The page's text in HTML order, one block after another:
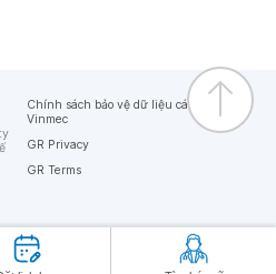
Thị Thúy
Hằng
Chính sách bảo vệ dữ liệu cá nhân của
Vinmec
GR Privacy
GR Terms